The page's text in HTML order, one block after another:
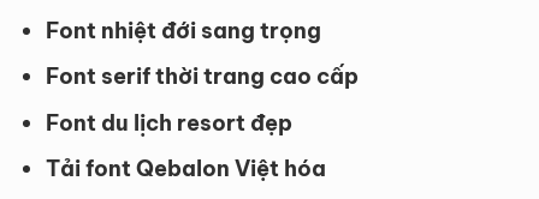
Font nhiệt đới sang trọng
Font serif thời trang cao cấp
Font du lịch resort đẹp
Tải font Qebalon Việt hóa